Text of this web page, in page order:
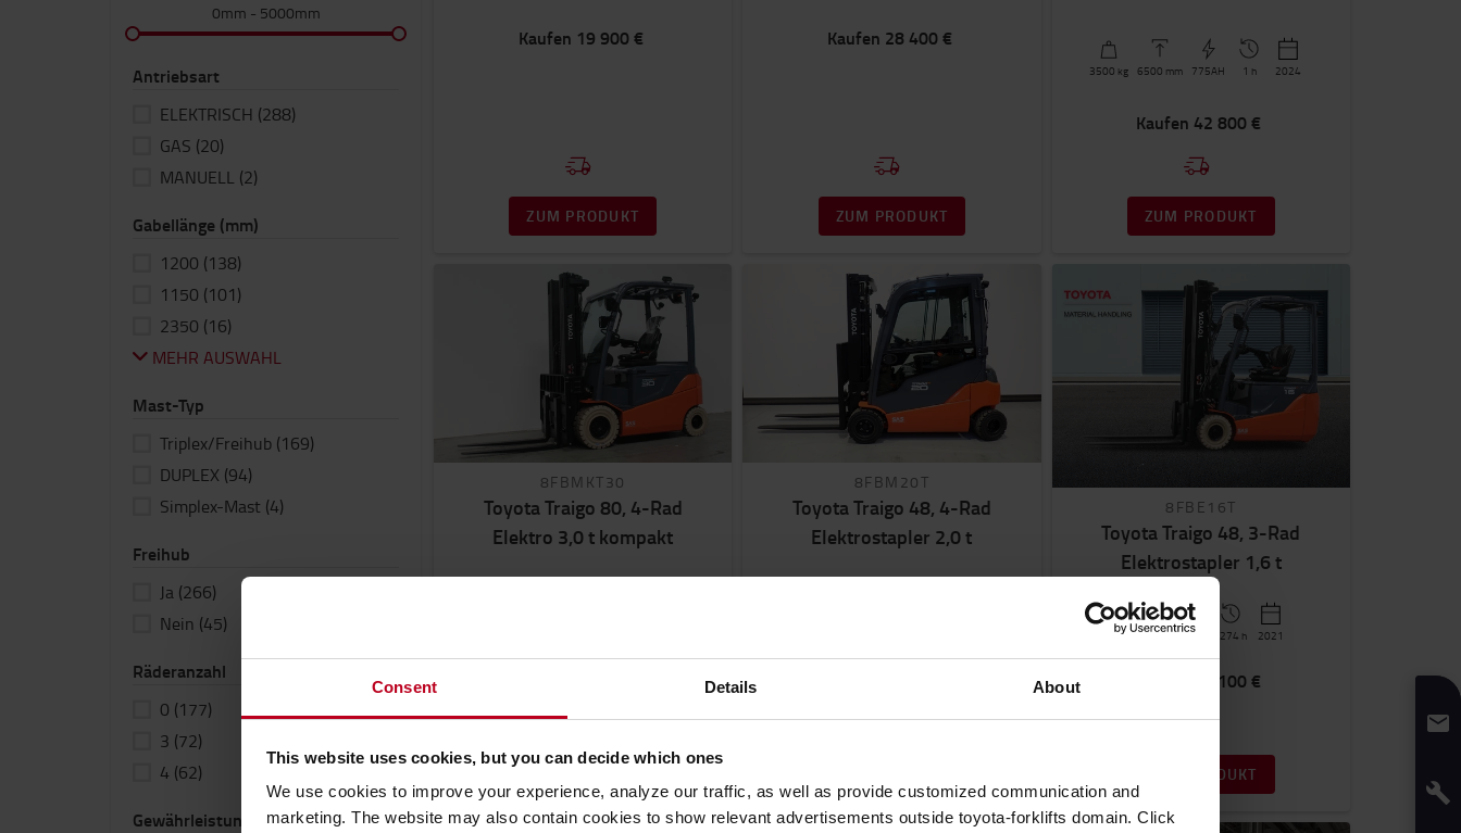
Consent Details About
This website uses cookies, but you can decide which ones
We use cookies to improve your experience, analyze our traffic, as well as provide customized communication and
marketing. The website may also contain cookies to show relevant advertisements outside toyota-forklifts domain. Click
0mm - 5000mm
Antriebsart
ELEKTRISCH (288)
GAS (20)
MANUELL (2)
Gabellänge (mm)
1200 (138)
1150 (101)
2350 (16)
MEHR AUSWAHL
Mast-Typ
Triplex/Freihub (169)
DUPLEX (94)
Simplex-Mast (4)
Freihub
Ja (266)
Nein (45)
Räderanzahl
0 (177)
3 (72)
4 (62)
Gewährleistung
Kaufen 19 900 €
ZUM PRODUKT
Kaufen 28 400 €
ZUM PRODUKT
3500 kg 6500 mm 775AH 1 h 2024
Kaufen 42 800 €
ZUM PRODUKT
8FBMKT30
Toyota Traigo 80, 4-Rad
Elektro 3,0 t kompakt
8FBM20T
Toyota Traigo 48, 4-Rad
Elektrostapler 2,0 t
8FBE16T
Toyota Traigo 48, 3-Rad
Elektrostapler 1,6 t
1600kg 750AH Q2 1274 h 2021
19 100 €
ZUM PRODUKT